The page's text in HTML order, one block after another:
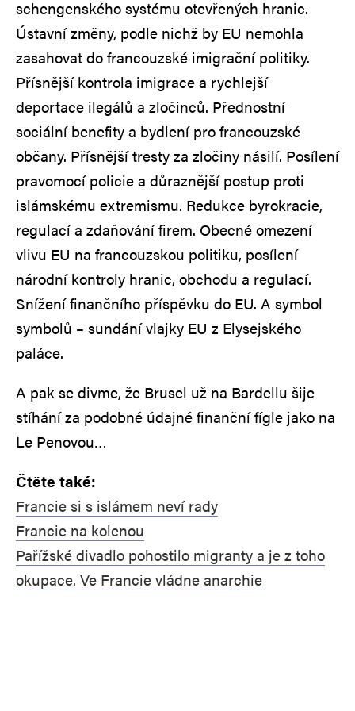
schengenského systému otevřených hranic.
Ústavní změny, podle nichž by EU nemohla
zasahovat do francouzské imigrační politiky.
Přísnější kontrola imigrace a rychlejší
deportace ilegálů a zločinců. Přednostní
sociální benefity a bydlení pro francouzské
občany. Přísnější tresty za zločiny násilí. Posílení
pravomocí policie a důraznější postup proti
islámskému extremismu. Redukce byrokracie,
regulací a zdaňování firem. Obecné omezení
vlivu EU na francouzskou politiku, posílení
národní kontroly hranic, obchodu a regulací.
Snížení finančního příspěvku do EU. A symbol
symbolů – sundání vlajky EU z Elysejského
paláce.
A pak se divme, že Brusel už na Bardellu šije
stíhání za podobné údajné finanční fígle jako na
Le Penovou…
Čtěte také:
Francie si s islámem neví rady
Francie na kolenou
Pařížské divadlo pohostilo migranty a je z toho
okupace. Ve Francie vládne anarchie